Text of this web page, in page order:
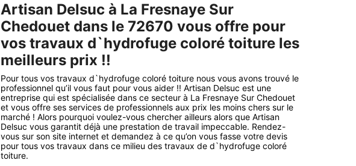
Artisan Delsuc à La Fresnaye Sur
Chedouet dans le 72670 vous offre pour
vos travaux d`hydrofuge coloré toiture les
meilleurs prix !!
Pour tous vos travaux d`hydrofuge coloré toiture nous vous avons trouvé le
professionnel qu’il vous faut pour vous aider !! Artisan Delsuc est une
entreprise qui est spécialisée dans ce secteur à La Fresnaye Sur Chedouet
et vous offre ses services de professionnels aux prix les moins chers sur le
marché ! Alors pourquoi voulez-vous chercher ailleurs alors que Artisan
Delsuc vous garantit déjà une prestation de travail impeccable. Rendez-
vous sur son site internet et demandez à ce qu’on vous fasse votre devis
pour tous vos travaux dans ce milieu des travaux de d`hydrofuge coloré
toiture.